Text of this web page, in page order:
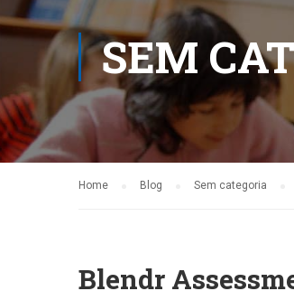
SEM
Home Blog Sem categoria
Blendr